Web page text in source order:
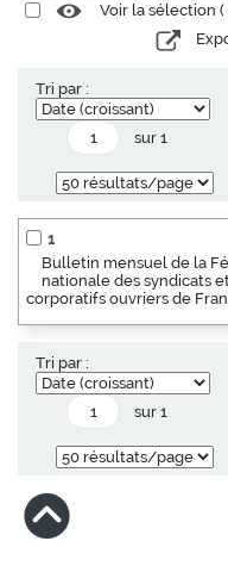
Voir la sélection (
Tri par :
sur 1
1
Bulletin mensuel de la
nationale des syndicats
corporatifs ouvriers de
Tri par :
sur 1